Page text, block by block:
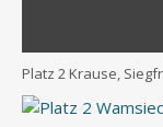
Platz 2 Krau­se,